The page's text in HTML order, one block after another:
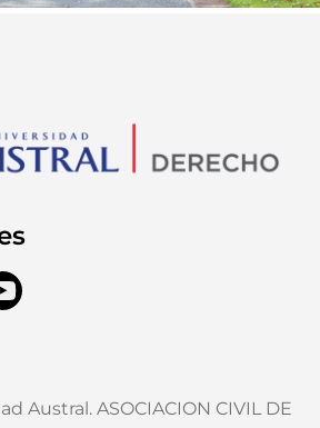
Austral. ASOCIACION CIVIL DE